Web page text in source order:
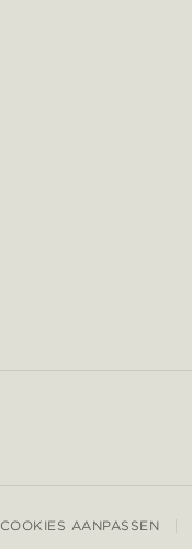
COOKIES AANPASSEN